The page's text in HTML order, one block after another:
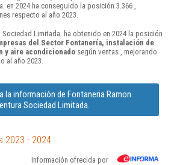
en 2024 ha conseguido la posición 3.366 ,
respecto al año 2023.
Sociedad Limitada. ha obtenido en 2024 la posición
del Sector Fontanería, instalación de
y aire acondicionado según ventas , mejorando
al año 2023.
la información de Fontaneria Ramon
Sociedad Limitada.
2023 - 2024
Información ofrecida por